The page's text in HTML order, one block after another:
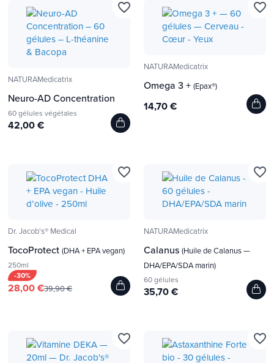
NATURAMedicatrix
Neuro-AD Concentration
60 gélules végétales
42,00 €
favorite_border
NATURAMedicatrix
Omega 3 + (Epax®)
14,70 €
favorite_border
Dr. Jacob's® Medical
TocoProtect (DHA + EPA vegan)
250ml
-30%
28,00 €39,90 €
favorite_border
NATURAMedicatrix
Calanus (Huile de Calanus —
DHA/EPA/SDA marin)
60 gélules
35,70 €
favorite_border
favorite_border favorite_border